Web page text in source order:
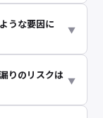
うな要因に
▼
りのリスクは ▼